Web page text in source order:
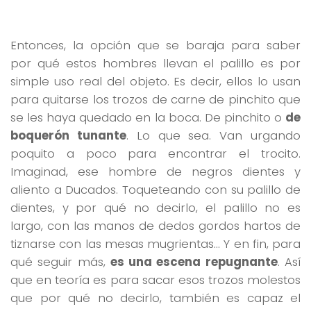
Entonces, la opción que se baraja para saber
por qué estos hombres llevan el palillo es por
simple uso real del objeto. Es decir, ellos lo usan
para quitarse los trozos de carne de pinchito que
se les haya quedado en la boca. De pinchito o de
boquerón tunante. Lo que sea. Van urgando
poquito a poco para encontrar el trocito.
Imaginad, ese hombre de negros dientes y
aliento a Ducados. Toqueteando con su palillo de
dientes, y por qué no decirlo, el palillo no es
largo, con las manos de dedos gordos hartos de
tiznarse con las mesas mugrientas… Y en fin, para
qué seguir más, es una escena repugnante. Así
que en teoría es para sacar esos trozos molestos
que por qué no decirlo, también es capaz el